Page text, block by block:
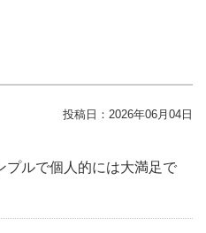
投稿日： 2026年06月04日
プルで個人的には大満足で